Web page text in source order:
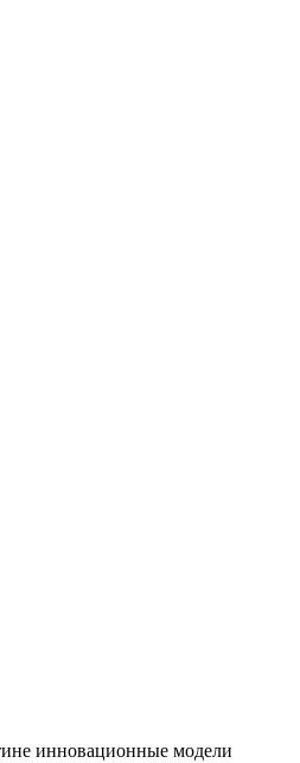
инновационные модели